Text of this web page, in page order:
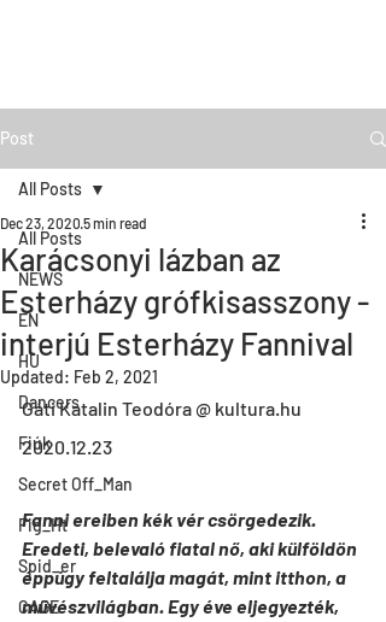
Post
All Posts
NEWS
EN
HU
Dancers
Fiúk
Secret Off_Man
Fig_Ht
Spid_er
CAGE
All Posts
Karácsonyi lázban az
Esterházy grófkisasszony -
interjú Esterházy Fannival
Dec 23, 2020 5 min read
Updated: Feb 2, 2021
Gáti Katalin Teodóra @ kultura.hu
2020.12.23
Fanni ereiben kék vér csörgedezik.
Eredeti, belevaló fiatal nő, aki külföldön
éppúgy feltalálja magát, mint itthon, a
művészvilágban. Egy éve eljegyezték,